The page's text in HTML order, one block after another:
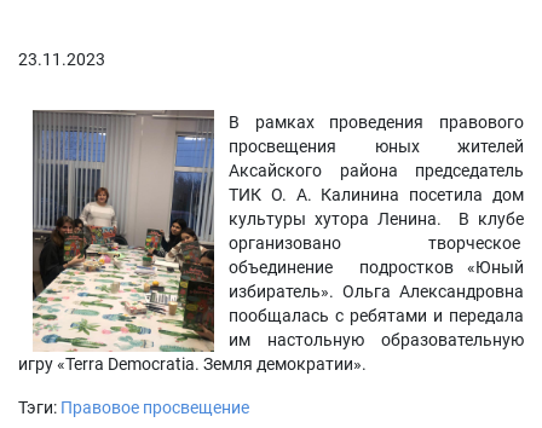
23.11.2023
В рамках проведения правового
просвещения юных жителей
Аксайского района председатель
ТИК О. А. Калинина посетила дом
культуры хутора Ленина. В клубе
организовано творческое
объединение подростков «Юный
избиратель». Ольга Александровна
пообщалась с ребятами и передала
им настольную образовательную
игру «Terra Democratia. Земля демократии».
Тэги: Правовое просвещение